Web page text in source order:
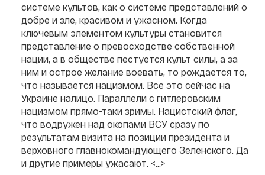
системе культов, как о системе представлений о
добре и зле, красивом и ужасном. Когда
ключевым элементом культуры становится
представление о превосходстве собственной
нации, а в обществе пестуется культ силы, а за
ним и острое желание воевать, то рождается то,
что называется нацизмом. Все это сейчас на
Украине налицо. Параллели с гитлеровским
нацизмом прямо-таки зримы. Нацистский флаг,
что водружен над окопами ВСУ сразу по
результатам визита на позиции президента и
верховного главнокомандующего Зеленского. Да
и другие примеры ужасают. <…>